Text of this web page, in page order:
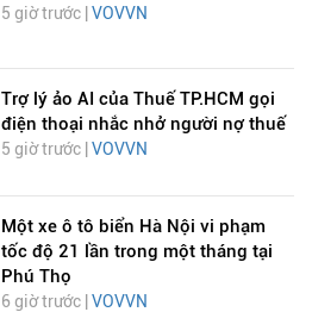
5 giờ trước | VOVVN
Trợ lý ảo AI của Thuế TP.HCM gọi
điện thoại nhắc nhở người nợ thuế
5 giờ trước | VOVVN
Một xe ô tô biển Hà Nội vi phạm
tốc độ 21 lần trong một tháng tại
Phú Thọ
6 giờ trước |VOVVN